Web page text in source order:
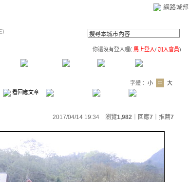
網路城邦
)
你還沒有登入喔( 馬上登入/ 加入會員)
館 公告區 訪客簿 市政中心
字體： 小 中
大
看回應文章
2017/04/14 19:34 瀏覽1,982 ｜回應7 推薦7